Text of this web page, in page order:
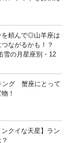
を頼んで◎山羊座は
つながるかも！？
雪の月星座別・12
ング 蟹座にとって
！
クイな天星】ラン